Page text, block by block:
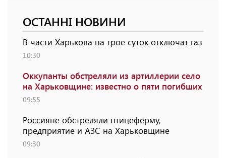
ОСТАННІ НОВИНИ
В части Харькова на трое суток отключат газ
10:30
Оккупанты обстреляли из артиллерии село
на Харьковщине: известно о пяти погибших
09:55
Россияне обстреляли птицеферму,
предприятие и АЗС на Харьковщине
09:30